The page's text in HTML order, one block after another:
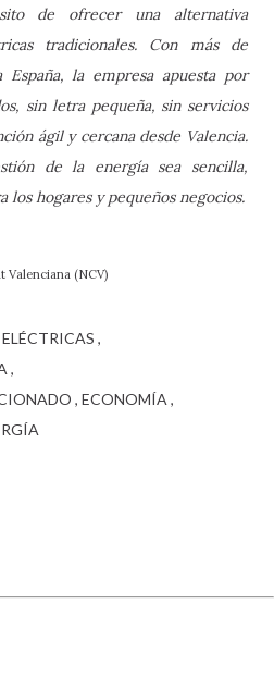
de ofrecer una alternativa
tradicionales. Con más de
la empresa apuesta por
sin letra pequeña, sin servicios
ágil y cercana desde Valencia.
de la energía sea sencilla,
los hogares y pequeños negocios.
Valenciana (NCV)
ECONOMÍA